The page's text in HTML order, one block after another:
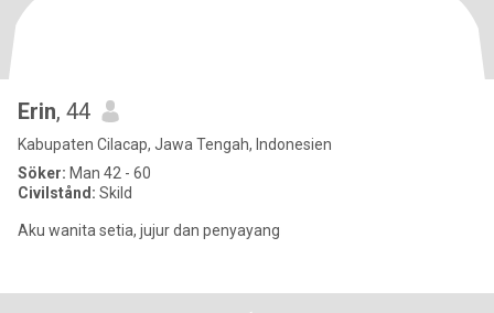
Erin, 44
Kabupaten Cilacap, Jawa Tengah, Indonesien
Söker: Man 42 - 60
Civilstånd: Skild
Aku wanita setia, jujur dan penyayang